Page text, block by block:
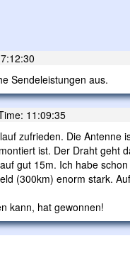
Sendeleistungen aus.
11:09:35
zufrieden. Die Antenne
ist. Der Draht geht
gut 15m. Ich habe
(300km) enorm stark.
kann, hat gewonnen!